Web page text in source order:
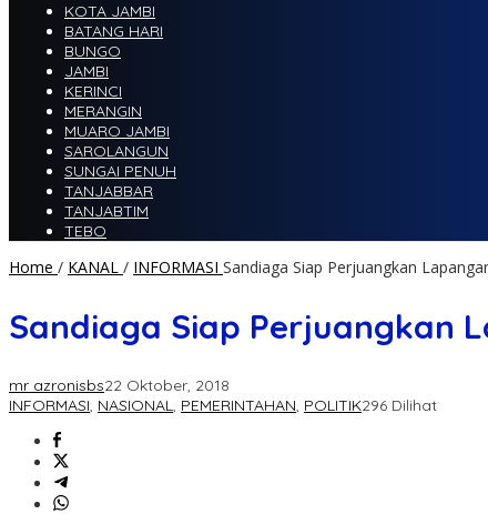
KOTA JAMBI
BATANG HARI
BUNGO
JAMBI
KERINCI
MERANGIN
MUARO JAMBI
SAROLANGUN
SUNGAI PENUH
TANJABBAR
TANJABTIM
TEBO
Home / KANAL / INFORMASI Sandiaga Siap Perjuangkan
Sandiaga Siap Perjuangkan
mr azronisbs22 Oktober, 2018
INFORMASI, NASIONAL, PEMERINTAHAN, POLITIK296 Dilihat